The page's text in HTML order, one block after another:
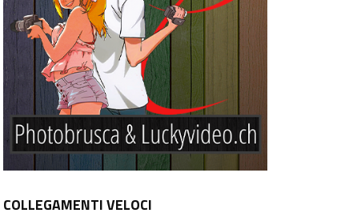
COLLEGAMENTI VELOCI